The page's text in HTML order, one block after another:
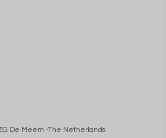
De Meern -The Netherlands